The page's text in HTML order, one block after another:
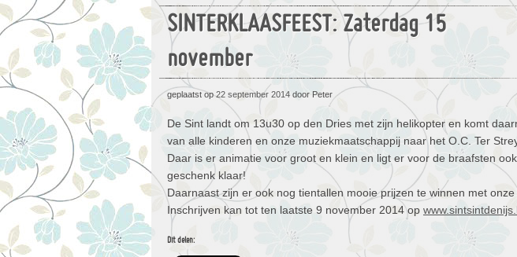
SINTERKLAASFEEST: Zaterdag 15
november
geplaatst op22 september 2014 door Peter
De Sint landt om 13u30 op den Dries met zijn helikopter en komt
van alle kinderen en onze muziekmaatschappij naar het O.C. Ter
Daar is er animatie voor groot en klein en ligt er voor de braafsten
geschenk klaar!
Daarnaast zijn er ook nog tientallen mooie prijzen te winnen met
Inschrijven kan tot ten laatste 9 november 2014 op
Dit delen: